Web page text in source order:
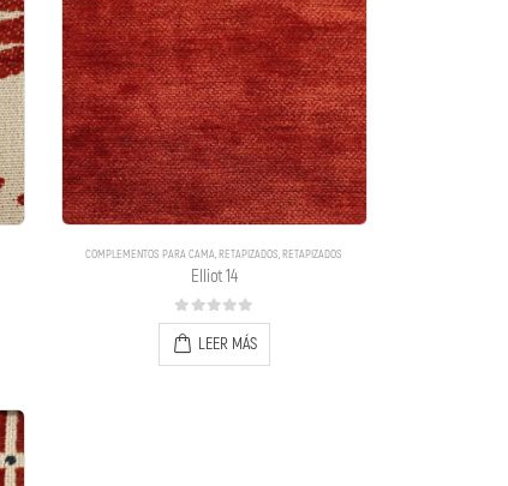
COMPLEMENTOS PARA CAMA,RETAPIZADOS,RETAPIZADOS
Elliot 14
0out of 5
LEER MÁS